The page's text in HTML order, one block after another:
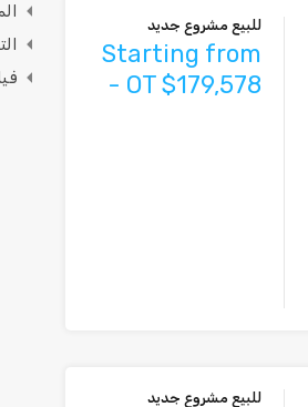
للبيع مشروع جديد
Starting from
- OT $179,578
للبيع مشروع جديد